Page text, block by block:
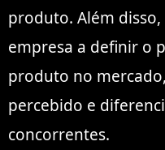
produto. Além
empresa a definir o
produto no
percebido e
concorrentes.